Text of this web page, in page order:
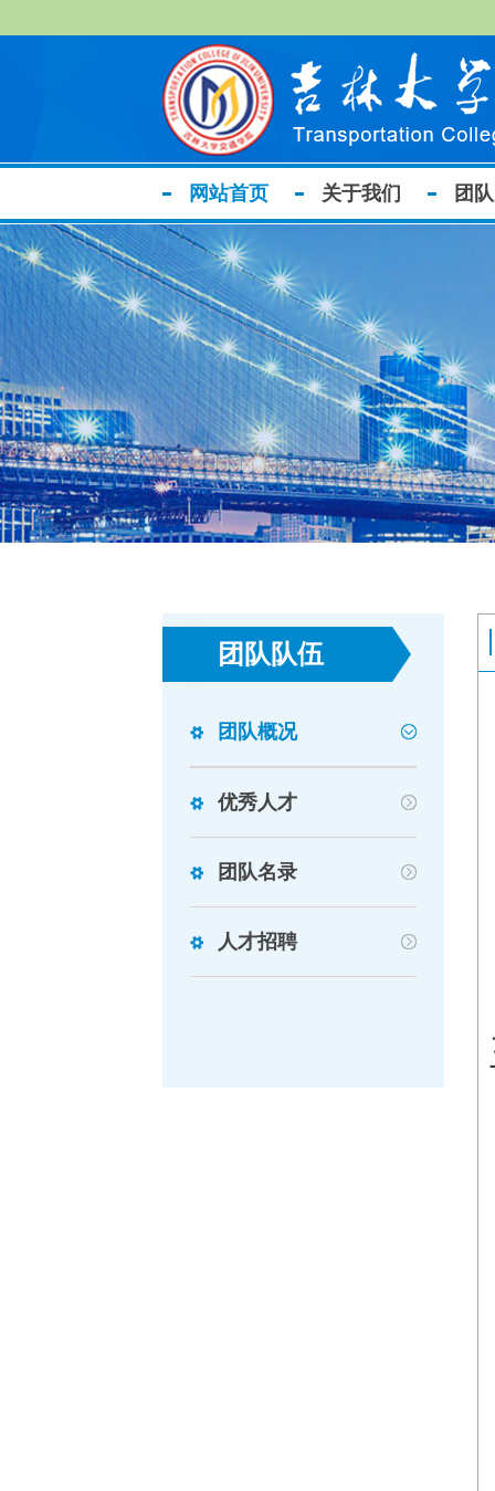
网站首页 关于我们 团
团队队伍
团队概况
优秀人才
团队名录
人才招聘